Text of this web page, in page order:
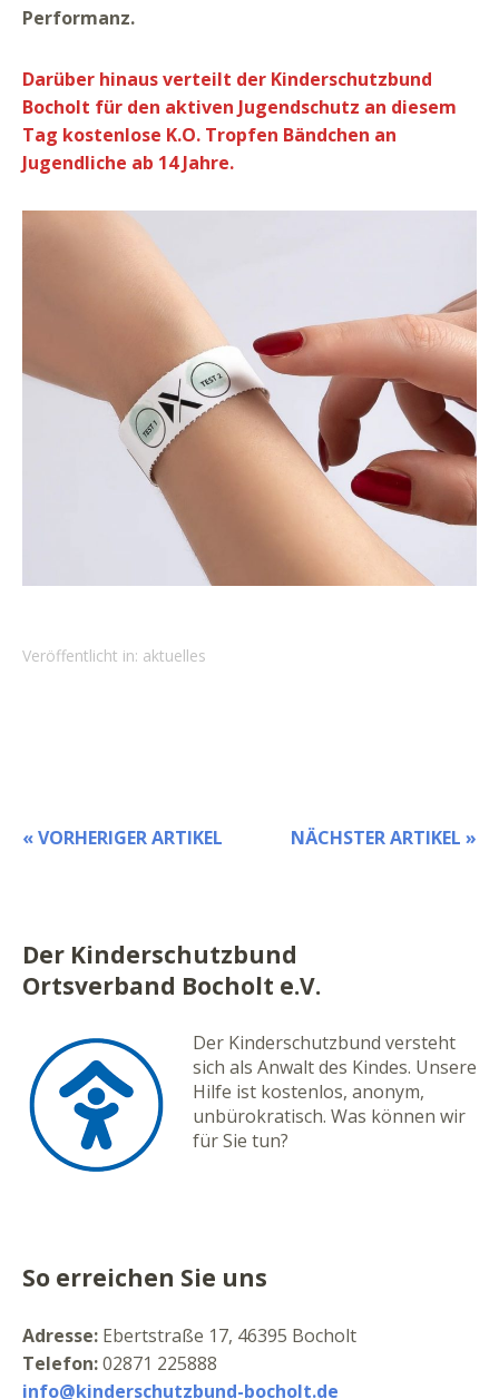
Performanz.
Darüber hinaus verteilt der Kinderschutzbund
Bocholt für den aktiven Jugendschutz an diesem
Tag kostenlose K.O. Tropfen Bändchen an
Jugendliche ab 14 Jahre.
Veröffentlicht in: aktuelles
NÄCHSTER ARTIKEL »
« VORHERIGER ARTIKEL
Der Kinderschutzbund
Ortsverband Bocholt e.V.
Der Kinderschutzbund versteht
sich als Anwalt des Kindes. Unsere
Hilfe ist kostenlos, anonym,
unbürokratisch. Was können wir
für Sie tun?
So erreichen Sie uns
Adresse: Ebertstraße 17, 46395 Bocholt
Telefon:02871 225888
info@kinderschutzbund-bocholt.de